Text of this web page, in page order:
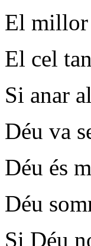
El millor
El cel
Si anar
Déu va
Déu és
Déu
Si Déu